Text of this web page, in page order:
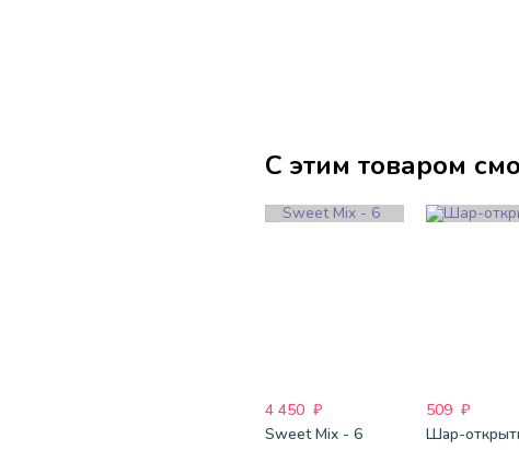
С этим товаром
4 450 ₽
Sweet Mix - 6
509 ₽